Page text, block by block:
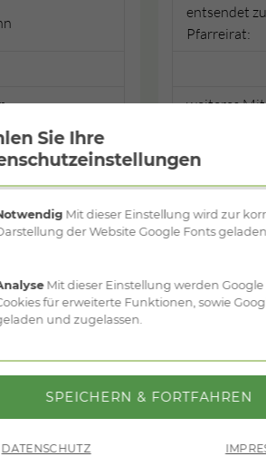
entsendet
Pfarreirat:
weiteres
Sprecher:
Sie Ihre
Mit dieser Einstellung wird zur
der Website Google Fonts geladen.
Mit dieser Einstellung werden Google
für erweiterte Funktionen, sowie
und zugelassen.
DATENSCHUTZ